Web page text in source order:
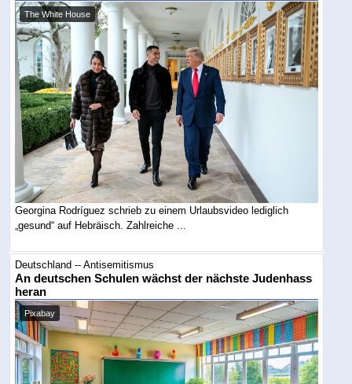
The White House
Georgina Rodríguez schrieb zu einem Urlaubsvideo lediglich
„gesund“ auf Hebräisch. Zahlreiche ...
Deutschland -- Antisemitismus
An deutschen Schulen wächst der nächste Judenhass
heran
Pixabay